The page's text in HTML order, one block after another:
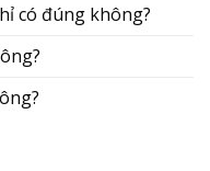
có đúng không?